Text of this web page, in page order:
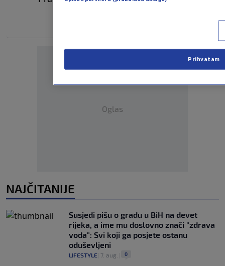
Oglas
NAJČITANIJE
Susjedi pišu o gradu u BiH na devet
rijeka, a ime mu doslovno znači "zdrava
voda": Svi koji ga posjete ostanu
oduševljeni
LIFESTYLE 7. aug. 0
Prihvatam